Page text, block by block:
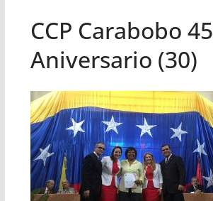
CCP Carabobo 45
Aniversario (30)